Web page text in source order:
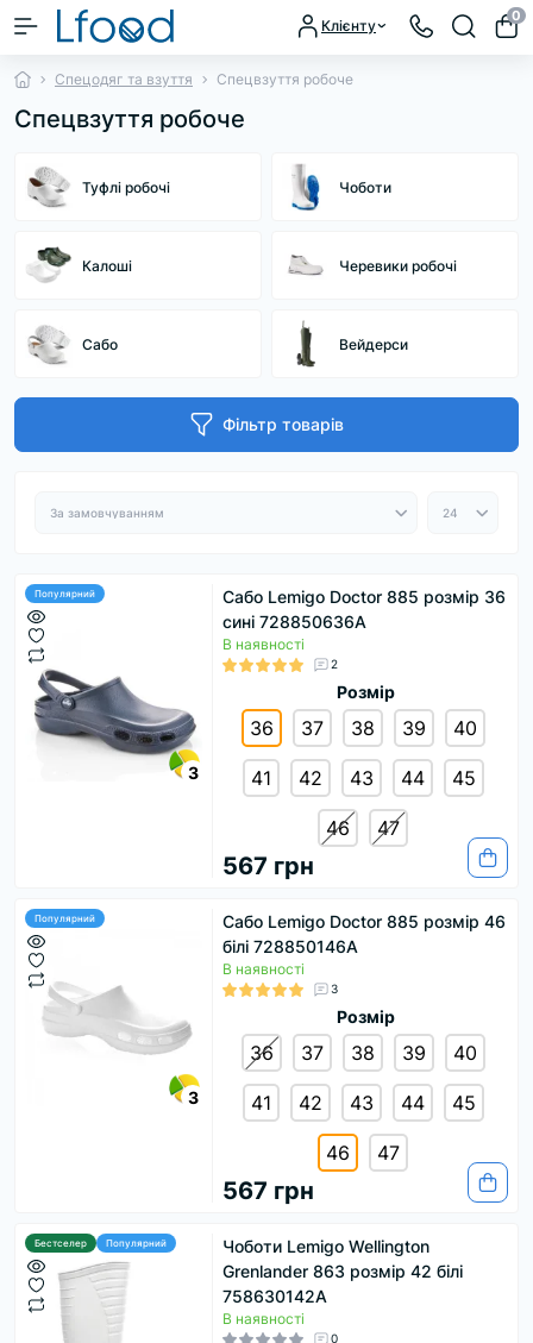
Клієнту
0
Спецодяг та взуття Спецвзуття робоче
Спецвзуття робоче
Туфлі робочі Чоботи
Калоші Черевики робочі
Сабо Вейдерси
Фільтр товарів
Популярний
3
Cабо Lemigo Doctor 885 розмір 36
сині 728850636A
В наявності
2
Розмір
36 37 38 39 40
41 42 43 44 45
46 47
567 грн
Популярний
3
Cабо Lemigo Doctor 885 розмір 46
білі 728850146A
В наявності
3
Розмір
36 37 38 39 40
41 42 43 44 45
46 47
567 грн
Бестселер Популярний
Чоботи Lemigo Wellington
Grenlander 863 розмір 42 білі
758630142A
В наявності
0